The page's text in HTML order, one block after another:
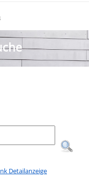
Detailanzeige